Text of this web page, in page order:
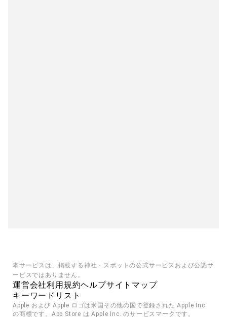
本サービスは、掲載する神社・スポットの公式サービスおよび公認サ
ービスではありません。
運営会社利用規約ヘルプサイトマップ
キーワードリスト
Apple および Apple ロゴは米国その他の国で登録された Apple Inc.
の商標です。App Store は Apple Inc. のサービスマークです。